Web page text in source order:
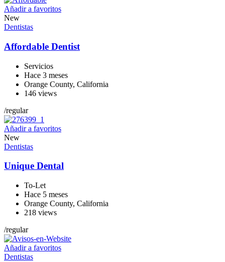
Añadir a favoritos
New
Dentistas
Affordable Dentist
Servicios
Hace 3 meses
Orange County, California
146 views
/regular
Añadir a favoritos
New
Dentistas
Unique Dental
To-Let
Hace 5 meses
Orange County, California
218 views
/regular
Añadir a favoritos
Dentistas